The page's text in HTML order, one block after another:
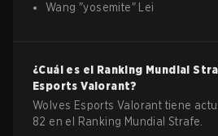
Wang "yosemite" Lei
¿Cuál es el Ranking Mundial
Esports Valorant?
Wolves Esports Valorant tiene
82 en el Ranking Mundial Strafe.